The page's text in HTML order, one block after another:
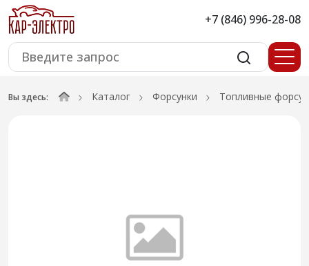
+7 (846) 996-28-08
Вы здесь: Каталог Форсунки Топливные